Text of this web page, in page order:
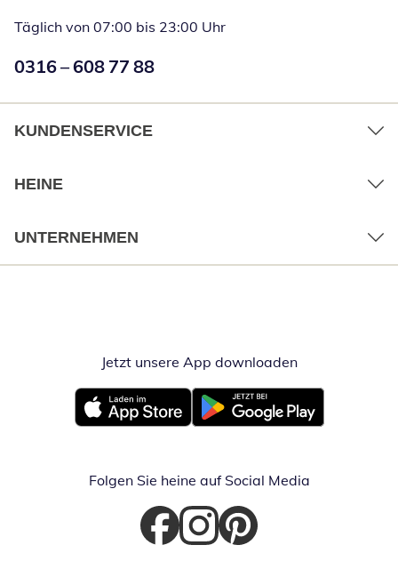
Täglich von 07:00 bis 23:00 Uhr
Numéro de téléphone:
0316 – 608 77 88
KUNDENSERVICE
HEINE
UNTERNEHMEN
Jetzt unsere App downloadenÖffnet in
Öffnet in neuem FensterÖffnet in neuem Fenster
Folgen Sie heine auf Social Media
Öffnet in neuem Fenster
Öffnet in neuem Fenster
Öffnet in neuem Fenster